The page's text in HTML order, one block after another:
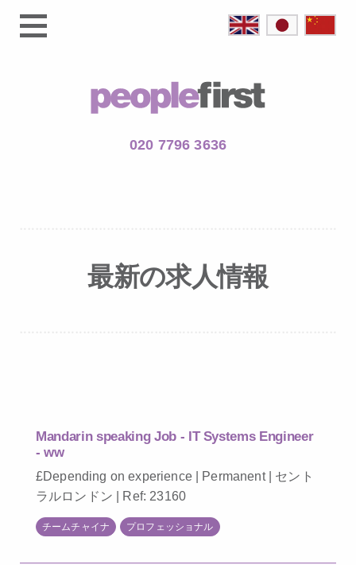
020 7796 3636
最新の求人情報
Mandarin speaking Job - IT Systems Engineer
- ww
£Depending on experience | Permanent | セント
ラルロンドン | Ref: 23160
チームチャイナ プロフェッショナル